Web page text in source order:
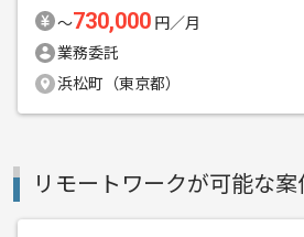
メント
ソフトウェ
今回は動画
〜730,000 円／月
業務委託
浜松町（東京都）
リモートワークが可能な案